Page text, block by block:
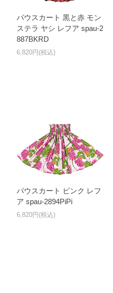
パウスカート 黒と赤 モン
ステラ ヤシ レフア spau-2
887BKRD
6,820円(税込)
パウスカート ピンク レフ
ア spau-2894PiPi
6,820円(税込)